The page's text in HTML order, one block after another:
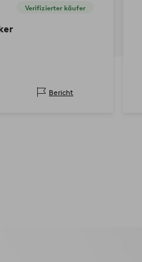
Verifizierter käufer
Bericht